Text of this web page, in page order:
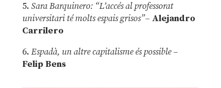
5. Sara Barquinero: “L’accés al professorat
universitari té molts espais grisos”– Alejandro
Carrilero
6. Espadà, un altre capitalisme és possible –
Felip Bens